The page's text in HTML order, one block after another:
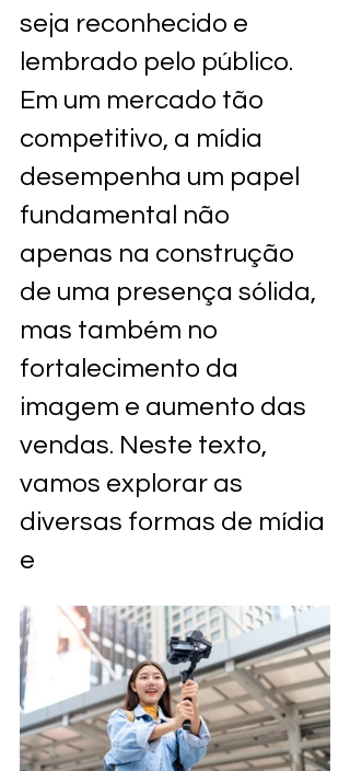
seja reconhecido e
lembrado pelo público.
Em um mercado tão
competitivo, a mídia
desempenha um papel
fundamental não
apenas na construção
de uma presença sólida,
mas também no
fortalecimento da
imagem e aumento das
vendas. Neste texto,
vamos explorar as
diversas formas de mídia
e